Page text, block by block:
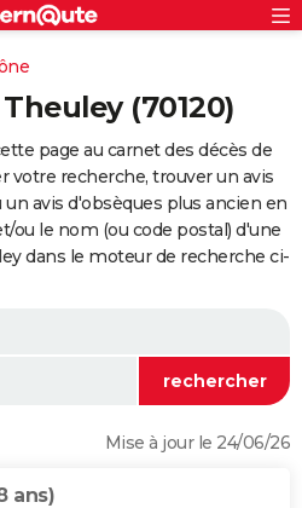
S'inscrire
(70120)
page au carnet des décès de
votre recherche, trouver un avis
avis d'obsèques plus ancien en
le nom (ou code postal) d'une
dans le moteur de recherche ci-
Mise à jour le 24/06/26
ans)